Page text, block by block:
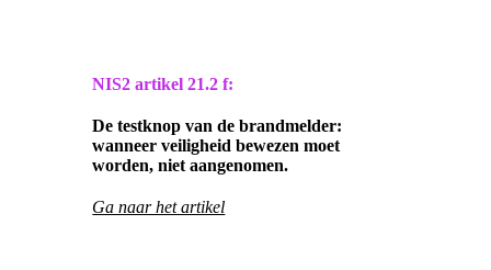
NIS2 artikel21.2 f:
De testknop van de brandmelder:
wanneer veiligheid bewezen moet
worden, niet aangenomen.
Ga naar het artikel